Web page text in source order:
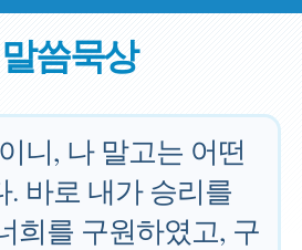
씀묵상
니, 나 말고는 어떤
. 바로 내가 승리를
희를 구원하였고, 구